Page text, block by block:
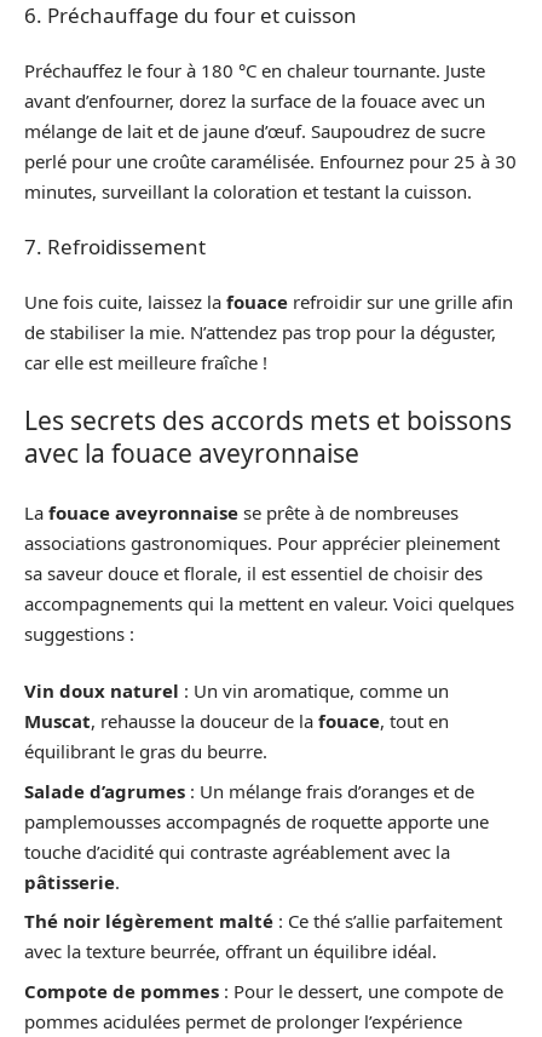
6. Préchauffage du four et cuisson
Préchauffez le four à 180 °C en chaleur tournante. Juste
avant d’enfourner, dorez la surface de la fouace avec un
mélange de lait et de jaune d’œuf. Saupoudrez de sucre
perlé pour une croûte caramélisée. Enfournez pour 25 à 30
minutes, surveillant la coloration et testant la cuisson.
7. Refroidissement
Une fois cuite, laissez la fouace refroidir sur une grille afin
de stabiliser la mie. N’attendez pas trop pour la déguster,
car elle est meilleure fraîche !
Les secrets des accords mets et boissons
avec la fouace aveyronnaise
La fouace aveyronnaise se prête à de nombreuses
associations gastronomiques. Pour apprécier pleinement
sa saveur douce et florale, il est essentiel de choisir des
accompagnements qui la mettent en valeur. Voici quelques
suggestions :
Vin doux naturel : Un vin aromatique, comme un
Muscat, rehausse la douceur de la fouace, tout en
équilibrant le gras du beurre.
Salade d’agrumes : Un mélange frais d’oranges et de
pamplemousses accompagnés de roquette apporte une
touche d’acidité qui contraste agréablement avec la
pâtisserie.
Thé noir légèrement malté : Ce thé s’allie parfaitement
avec la texture beurrée, offrant un équilibre idéal.
Compote de pommes : Pour le dessert, une compote de
pommes acidulées permet de prolonger l’expérience